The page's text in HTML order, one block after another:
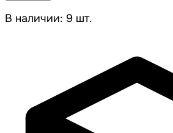
В наличии: 9 шт.